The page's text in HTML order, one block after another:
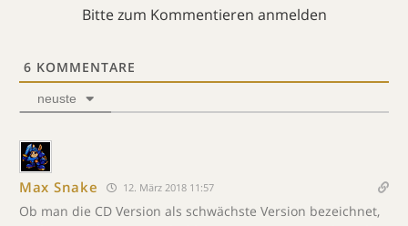
Bitte zum Kommentieren anmelden
6 KOMMENTARE
neuste
Max Snake 12. März 2018 11:57
Ob man die CD Version als schwächste Version bezeichnet,